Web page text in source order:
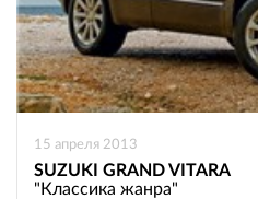
15 апреля 2013
SUZUKI GRAND VITARA
"Классика жанра"